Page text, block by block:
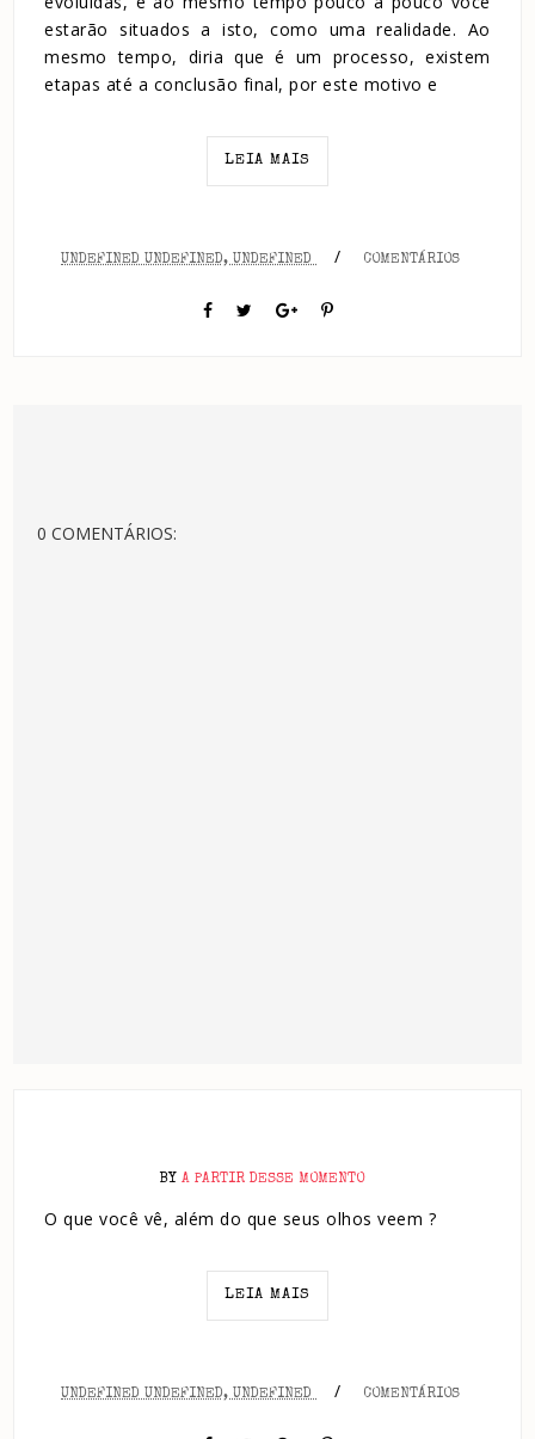
estarão situados a isto, como uma realidade. Ao
mesmo tempo, diria que é um processo, existem
etapas até a conclusão final, por este motivo e
LEIA MAIS
UNDEFINED UNDEFINED, UNDEFINED / COMENTÁRIOS
0 COMENTÁRIOS:
BY A PARTIR DESSE MOMENTO
O que você vê, além do que seus olhos veem ?
LEIA MAIS
UNDEFINED UNDEFINED, UNDEFINED / COMENTÁRIOS